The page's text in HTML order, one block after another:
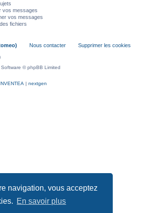
navigation, vous acceptez
En savoir plus
vos messages
vos messages
fichiers
Nous contacter Supprimer les cookies
© phpBB Limited
INVENTEA | nextgen